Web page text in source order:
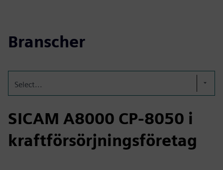
Branscher
Select...
SICAM A8000 CP-8050 i
kraftförsörjningsföretag